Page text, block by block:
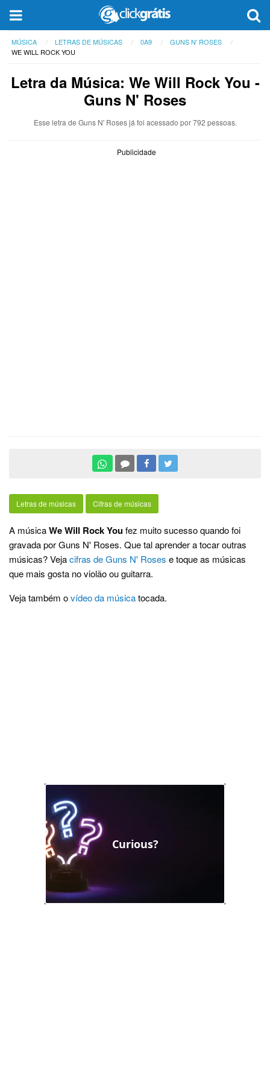
MÚSICA LETRAS DE MÚSICAS 0A9
GUNS N' ROSES
WE WILL ROCK YOU
Letra da Música: We Will Rock You -
Guns N' Roses
Esse letra de Guns N' Roses já foi acessado por 792 pessoas.
Publicidade
Letras de músicas Cifras de músicas
A músicaWe Will Rock Youfez muito sucesso quando foi
gravada por Guns N' Roses. Que tal aprender a tocar outras
músicas? Vejacifras de Guns N' Roses e toque as músicas
que mais gosta no violão ou guitarra.
Veja também ovídeo da músicatocada.